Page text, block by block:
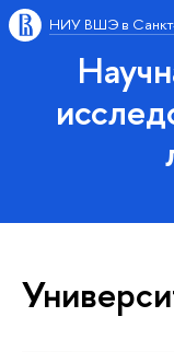
НИУ ВШЭ в